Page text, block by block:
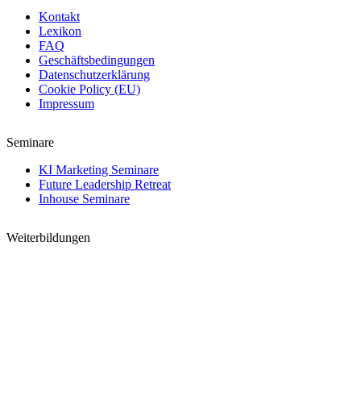
Kontakt
Lexikon
FAQ
Geschäftsbedingungen
Datenschutzerklärung
Cookie Policy (EU)
Impressum
Seminare
KI Marketing Seminare
Future Leadership Retreat
Inhouse Seminare
Weiterbildungen